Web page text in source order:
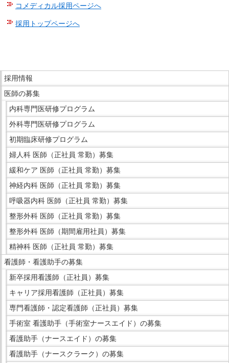
コメディカル採用ページへ
採用トップページへ
で
本
文
で
す。
こ
こ
か
サ
イ
ド
ュ
ー
で
す。
採用情報
医師の募集
内科専門医研修プログラム
外科専門医研修プログラム
初期臨床研修プログラム
婦人科 医師（正社員 常勤）募集
緩和ケア 医師（正社員 常勤）募集
神経内科 医師（正社員 常勤）募集
呼吸器内科 医師（正社員 常勤）募集
整形外科 医師（正社員 常勤）募集
整形外科 医師（期間雇用社員）募集
精神科 医師（正社員 常勤）募集
看護師・看護助手の募集
新卒採用看護師（正社員）募集
キャリア採用看護師（正社員）募集
専門看護師・認定看護師（正社員）募集
手術室 看護助手（手術室ナースエイド）の募集
看護助手（ナースエイド）の募集
看護助手（ナースクラーク）の募集